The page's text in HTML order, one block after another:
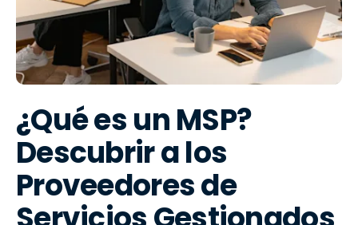
¿Qué es un MSP?
Descubrir a los
Proveedores de